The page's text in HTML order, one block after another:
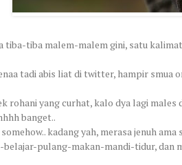
tiba-tiba malem-malem gini, satu
tadi abis liat di twitter, hampir smua
rohani yang curhat, kalo dya lagi males
banget..
kadang yah, merasa jenuh
pulang-makan-mandi-tidur, dan